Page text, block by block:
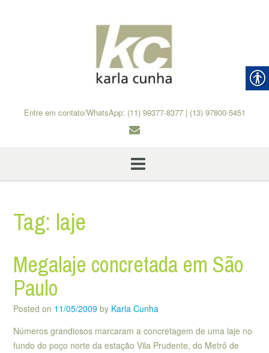
Entre em contato/WhatsApp: (11) 99377-8377 | (13) 97800-5451
Tag: laje
Megalaje concretada em São
Paulo
Posted on 11/05/2009 by Karla Cunha
Números grandiosos marcaram a concretagem de uma laje no
fundo do poço norte da estação Vila Prudente, do Metrô de